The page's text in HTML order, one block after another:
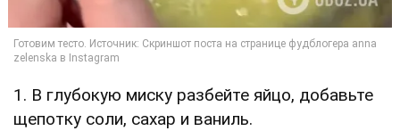
1. В глубокую миску разбейте яйцо, добавьте
щепотку соли, сахар и ваниль.